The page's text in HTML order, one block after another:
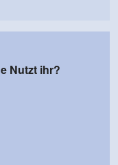
Nutzt ihr?